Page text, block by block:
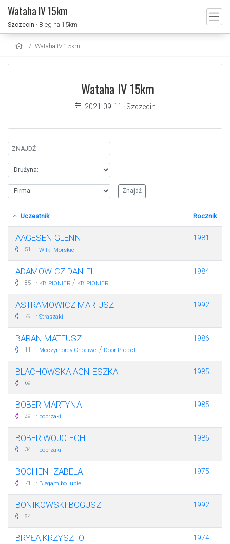
Wataha IV 15km
Szczecin · Bieg na 15km
Wataha IV 15km
Wataha IV 15km
2021-09-11 · Szczecin
Uczestnik Rocznik
AAGESEN GLENN
51 · Wilki Morskie
1981
ADAMOWICZ DANIEL
85 · KB PIONIER / KB PIONIER
1984
ASTRAMOWICZ MARIUSZ
79 · Straszaki
1992
BARAN MATEUSZ
11 · Moczymordy Chociwel / Door Project
1986
BLACHOWSKA AGNIESZKA
69
1985
BOBER MARTYNA
29 · bobrzaki
1985
BOBER WOJCIECH
34 · bobrzaki
1986
BOCHEN IZABELA
71 · Biegam bo lubię
1975
BONIKOWSKI BOGUSZ
84
1992
BRYŁA KRZYSZTOF 1974